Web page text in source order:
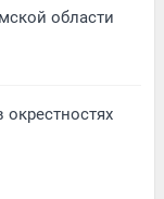
области